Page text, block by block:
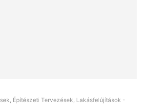
Építészeti Tervezések, Lakásfelújítások -